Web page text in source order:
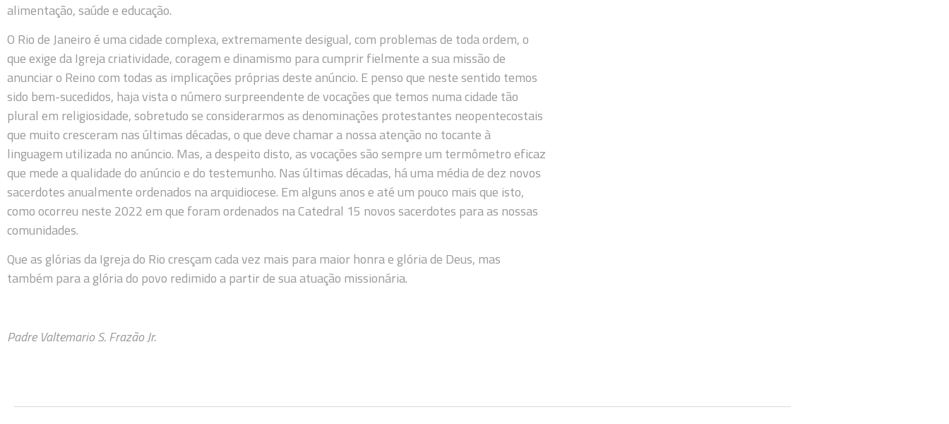
alimentação, saúde e educação.
O Rio de Janeiro é uma cidade complexa, extremamente desigual, com problemas de toda ordem, o
que exige da Igreja criatividade, coragem e dinamismo para cumprir fielmente a sua missão de
anunciar o Reino com todas as implicações próprias deste anúncio. E penso que neste sentido temos
sido bem-sucedidos, haja vista o número surpreendente de vocações que temos numa cidade tão
plural em religiosidade, sobretudo se considerarmos as denominações protestantes neopentecostais
que muito cresceram nas últimas décadas, o que deve chamar a nossa atenção no tocante à
linguagem utilizada no anúncio. Mas, a despeito disto, as vocações são sempre um termômetro eficaz
que mede a qualidade do anúncio e do testemunho. Nas últimas décadas, há uma média de dez novos
sacerdotes anualmente ordenados na arquidiocese. Em alguns anos e até um pouco mais que isto,
como ocorreu neste 2022 em que foram ordenados na Catedral 15 novos sacerdotes para as nossas
comunidades.
Que as glórias da Igreja do Rio cresçam cada vez mais para maior honra e glória de Deus, mas
também para a glória do povo redimido a partir de sua atuação missionária.
Padre Valtemario S. Frazão Jr.